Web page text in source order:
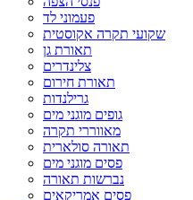
פעמוני לד
שקועי תקרה אקוסטית
תאורת גן
צלינדרים
תאורת חירום
גרילנדות
גופים מוגני מים
מאווררי תקרה
תאורה סולארית
פסים מוגני מים
נברשות תאורה
פסים אמריקאים